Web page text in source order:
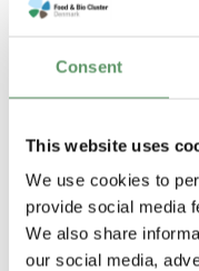
Consent
This website uses
We use cookies to
provide social media
We also share
our social media,
viden og
deres
Der udbydes
som
meget mere.